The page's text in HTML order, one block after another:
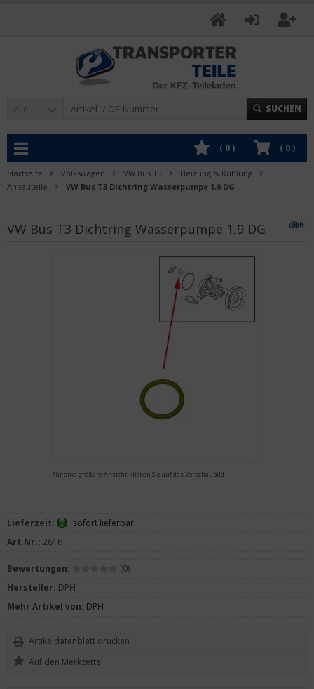
Alle SUCHEN
( 0)
( 0)
Startseite Volkswagen VW Bus T3
Heizung & Kühlung
Anbauteile
VW Bus T3 Dichtring Wasserpumpe 1,9 DG
VW Bus T3 Dichtring Wasserpumpe 1,9 DG
Für eine größere Ansicht klicken Sie auf das Vorschaubild
Lieferzeit:
sofort lieferbar
Art.Nr.: 2616
Bewertungen:
(0)
Hersteller: DPH
Mehr Artikel von: DPH
Artikeldatenblatt drucken